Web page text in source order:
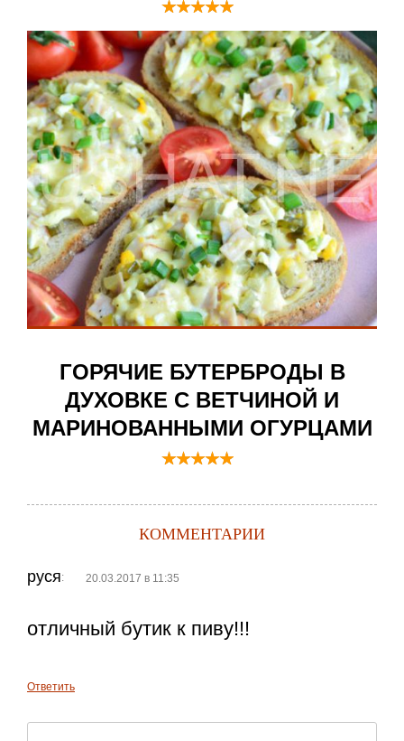
ГОРЯЧИЕ БУТЕРБРОДЫ В
ДУХОВКЕ С ВЕТЧИНОЙ И
МАРИНОВАННЫМИ ОГУРЦАМИ
КОММЕНТАРИИ
руся: 20.03.2017 в 11:35
отличный бутик к пиву!!!
Ответить